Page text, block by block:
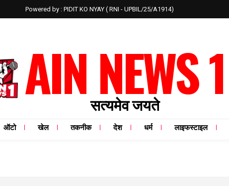
Powered by : PIDIT KO NYAY ( RNI - UPBIL/25/A1914)
AIN NEWS 1
सत्यमेव जयते
ऑटो खेल तकनीक देश धर्म लाइफस्टाइल